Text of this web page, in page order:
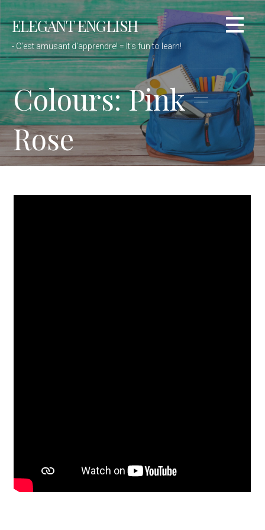
Passer
au
contenu
ELEGANT ENGLISH
- C'est amusant d'apprendre! = It’s fun to learn!
Colours: Pink =
Rose